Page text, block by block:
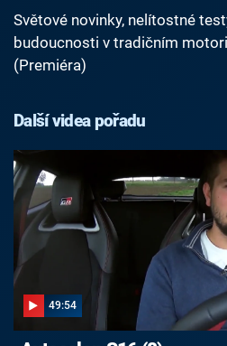
Světové novinky, nelítostné
budoucnosti v tradičním
(Premiéra)
Další videa pořadu
49:54